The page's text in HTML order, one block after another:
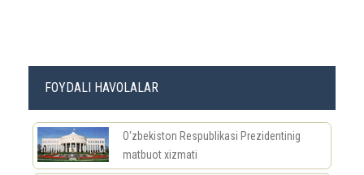
FOYDALI HAVOLALAR
O‘zbekiston Respublikasi Prezidentinig
matbuot xizmati